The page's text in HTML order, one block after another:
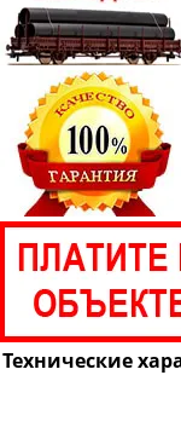
Труба
Труба
Труба
Труба
Труба
Труба
Труба
Труба
Труба
Технические